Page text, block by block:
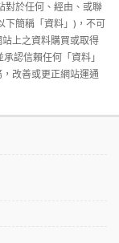
對於任何、經由、或聯
下簡稱「資料」)，不可
上之資料購買或取得
認信賴任何「資料」
改善或更正網站運通